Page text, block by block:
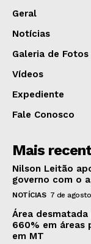
Geral
Notícias
Galeria de Fotos
Vídeos
Expediente
Fale Conosco
Mais
Nilson Leitão
governo com o
NOTÍCIAS 7 de
Área
660% em áreas
em MT